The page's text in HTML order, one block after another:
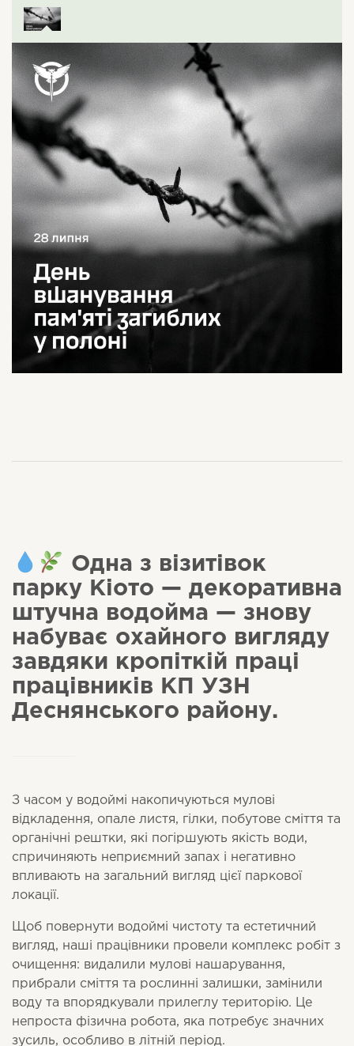
Одна з візитівок
парку Кіото — декоративна
штучна водойма — знову
набуває охайного вигляду
завдяки кропіткій праці
працівників КП УЗН
Деснянського району.
З часом у водоймі накопичуються мулові
відкладення, опале листя, гілки, побутове сміття та
органічні рештки, які погіршують якість води,
спричиняють неприємний запах і негативно
впливають на загальний вигляд цієї паркової
локації.
Щоб повернути водоймі чистоту та естетичний
вигляд, наші працівники провели комплекс робіт з
очищення: видалили мулові нашарування,
прибрали сміття та рослинні залишки, замінили
воду та впорядкували прилеглу територію. Це
непроста фізична робота, яка потребує значних
зусиль, особливо в літній період.